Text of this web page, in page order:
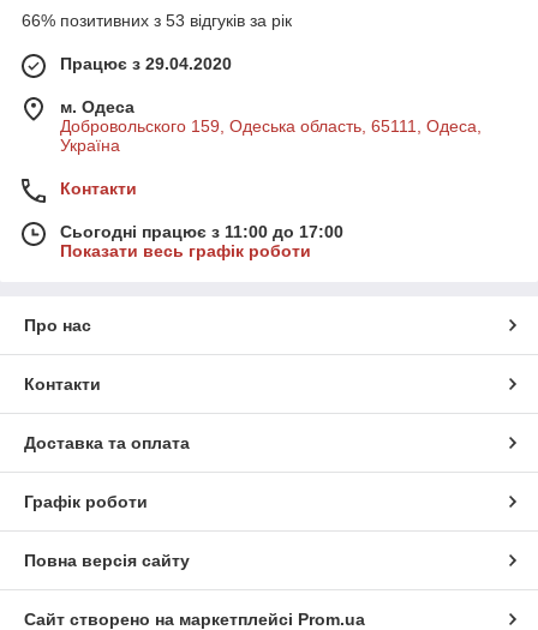
66% позитивних з 53 відгуків за рік
Працює з 29.04.2020
м. Одеса
Добровольского 159, Одеська область, 65111, Одеса,
Україна
Контакти
Сьогодні працює з 11:00 до 17:00
Показати весь графік роботи
Про нас
Контакти
Доставка та оплата
Графік роботи
Повна версія сайту
Сайт створено на маркетплейсі Prom.ua